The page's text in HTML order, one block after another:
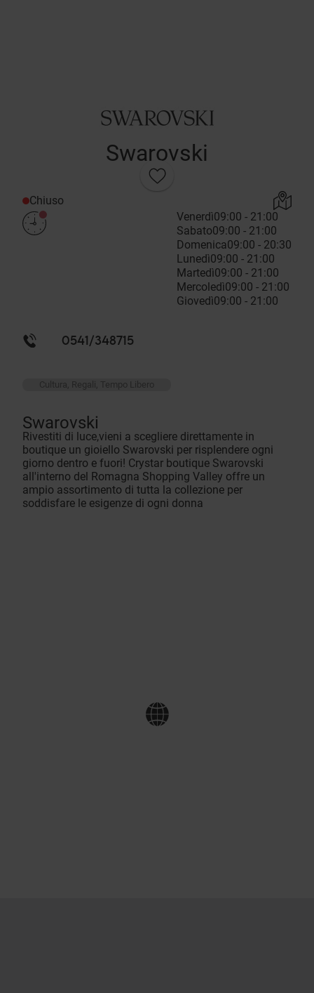
Swarovski
Chiuso
Venerdì09:00 - 21:00
Sabato09:00 - 21:00
Domenica09:00 - 20:30
Lunedì09:00 - 21:00
Martedì09:00 - 21:00
Mercoledì09:00 - 21:00
Giovedì09:00 - 21:00
0541/348715
Cultura, Regali, Tempo Libero
Swarovski
Rivestiti di luce,vieni a scegliere direttamente in
boutique un gioiello Swarovski per risplendere ogni
giorno dentro e fuori! Crystar boutique Swarovski
all'interno del Romagna Shopping Valley offre un
ampio assortimento di tutta la collezione per
soddisfare le esigenze di ogni donna